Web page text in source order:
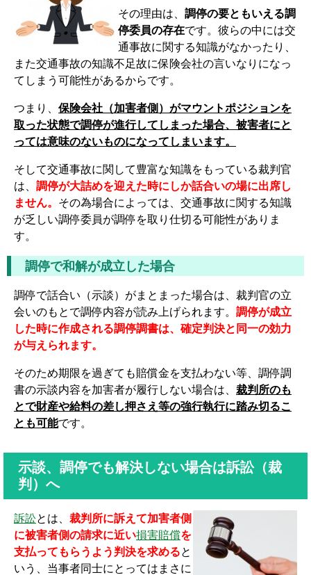
その理由は、 調停の要ともいえる調
停委員の存在です。彼らの中には交
通事故に関する知識がなかったり、
また交通事故の知識不足故に保険会社の言いなりになっ
てしまう可能性があるからです。
つまり、 保険会社（加害者側）がマウントポジションを
取った状態で調停が進行してしまった場合、被害者にと
っては意味のないものになってしまいます。
そして交通事故に関して豊富な知識をもっている裁判官
は、 調停が大詰めを迎えた時にしか話合いの場に出席し
ません。 その為場合によっては、交通事故に関する知識
が乏しい調停委員が調停を取り仕切る可能性がありま
す。
調停で和解が成立した場合
調停で話合い（示談）がまとまった場合は、裁判官の立
会いのもとで調停内容が読み上げられます。 調停が成立
した時に作成される調停調書は、確定判決と同一の効力
が与えられます。
そのため期限を過ぎても賠償金を支払わない等、調停調
書の示談内容を加害者が履行しない場合は、 裁判所のも
とで財産や給料の差し押さえ等の強行執行に踏み切るこ
とも可能です。
示談、調停でも解決しない場合は訴訟（裁
判）へ
訴訟とは、 裁判所に訴えて加害者側
に被害者側の請求に近い損害賠償を
支払ってもらうよう判決を求めると
いう、当事者同士にとってはまさに